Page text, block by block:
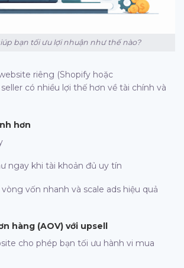
bạn tối ưu lợi nhuận như thế nào?
riêng (Shopify hoặc
có nhiều lợi thế hơn về tài chính và
hơn
ngay khi tài khoản đủ uy tín
vốn nhanh và scale ads hiệu quả
hàng (AOV) với upsell
cho phép bạn tối ưu hành vi mua